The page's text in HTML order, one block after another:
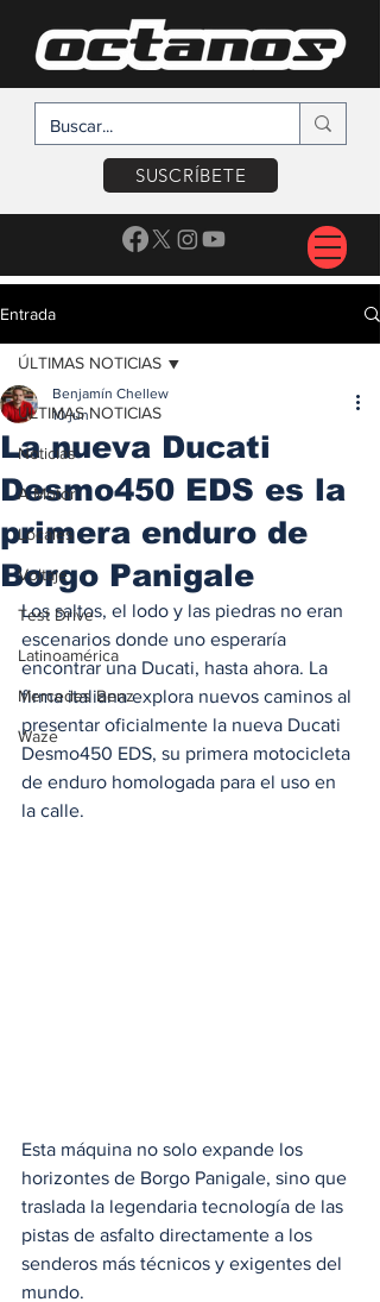
SUSCRÍBETE
Entrada
ÚLTIMAS NOTICIAS
Noticias
A Motor
Locales
Voltaje
Test Drive
Latinoamérica
Mercedes Benz
Waze
ÚLTIMAS NOTICIAS
La nueva Ducati
Desmo450 EDS es la
primera enduro de
Borgo Panigale
Benjamín Chellew
10 jun
Los saltos, el lodo y las piedras no eran
escenarios donde uno esperaría
encontrar una Ducati, hasta ahora. La
firma italiana explora nuevos caminos al
presentar oficialmente la nueva Ducati
Desmo450 EDS, su primera motocicleta
de enduro homologada para el uso en
la calle.
Esta máquina no solo expande los
horizontes de Borgo Panigale, sino que
traslada la legendaria tecnología de las
pistas de asfalto directamente a los
senderos más técnicos y exigentes del
mundo.